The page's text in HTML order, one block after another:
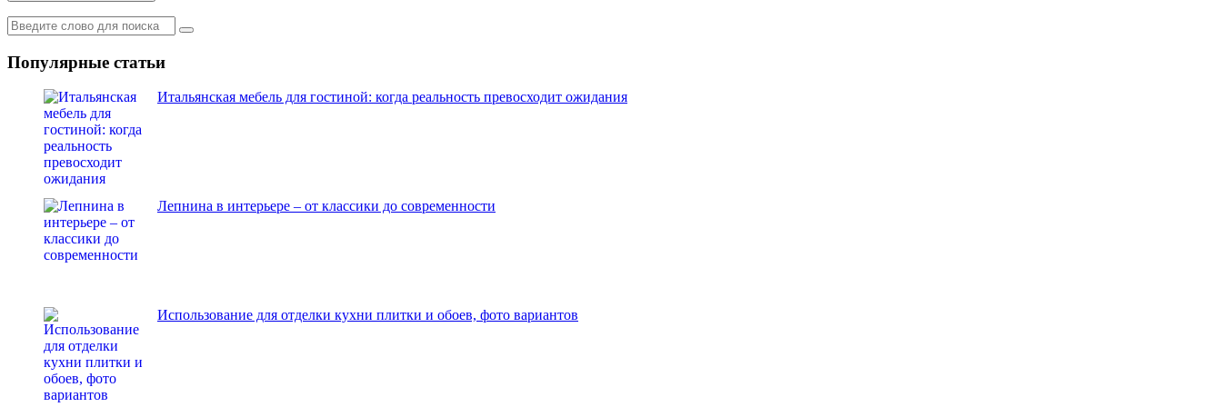
Популярные статьи
Итальянская мебель для гостиной: когда реальность превосходит ожидания
Лепнина в интерьере – от классики до современности
Использование для отделки кухни плитки и обоев, фото вариантов